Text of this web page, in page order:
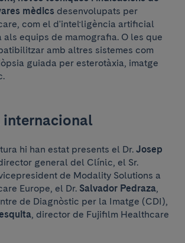
mèdics desenvolupats per
com el d'intel·ligència artificial
als equips de mamografia. O les que
amb altres sistemes com
guiada per esterotàxia, imatge
internacional
hi han estat presents el Dr. Josep
general del Clínic, el Sr.
de Modality Solutions a
Europe, el Dr. Salvador Pedraza,
de Diagnòstic per la Imatge (CDI),
, director de Fujifilm Healthcare